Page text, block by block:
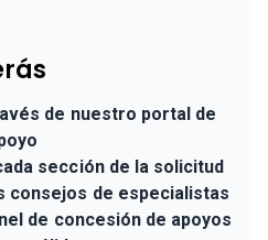
de nuestro portal de
sección de la solicitud
consejos de especialistas
de concesión de apoyos